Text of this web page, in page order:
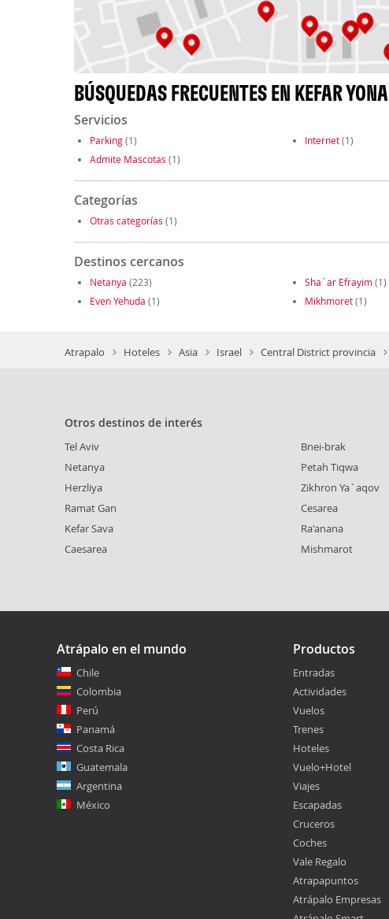
BÚSQUEDAS FRECUENTES EN KEFAR YONA
Servicios
Parking(1) Internet(1)
Admite Mascotas (1)
Categorías
Otras categorías (1)
Destinos cercanos
Netanya (223) Sha`ar Efrayim(1)
Even Yehuda (1) Mikhmoret(1)
Atrapalo Hoteles Asia Israel Central District provincia
Otros destinos de interés
Tel Aviv
Netanya
Herzliya
Ramat Gan
Kefar Sava
Caesarea
Bnei-brak
Petah Tiqwa
Zikhron Ya`aqov
Cesarea
Ra'anana
Mishmarot
Atrápalo en el mundo
Chile
Colombia
Perú
Panamá
Costa Rica
Guatemala
Argentina
México
Productos
Entradas
Actividades
Vuelos
Trenes
Hoteles
Vuelo+Hotel
Viajes
Escapadas
Cruceros
Coches
Vale Regalo
Atrapapuntos
Atrápalo Empresas